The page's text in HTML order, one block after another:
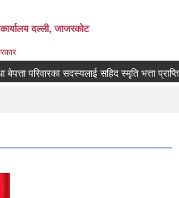
दल्ली, जाजरकाेट
परिवारका सदस्यलाई सहिद स्मृति भत्ता प्राप्तिको